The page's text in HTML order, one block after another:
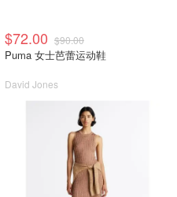
$72.00 $90.00
Puma 女士芭蕾运动鞋
David Jones